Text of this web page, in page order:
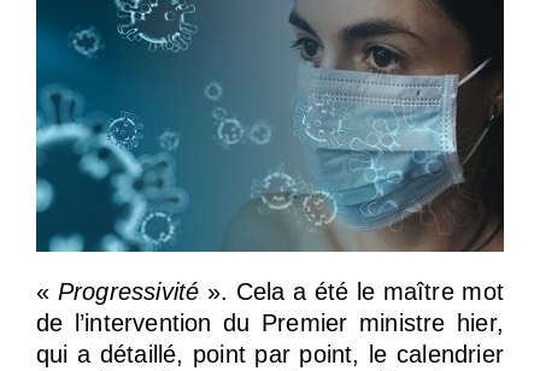
« Progressivité ». Cela a été le maître mot
de l’intervention du Premier ministre hier,
qui a détaillé, point par point, le calendrier